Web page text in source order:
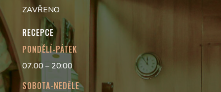
ZAVŘENO
RECEPCE
PONDĚLÍ-PÁTEK
07.00 – 20:00
SOBOTA-NEDĚLE